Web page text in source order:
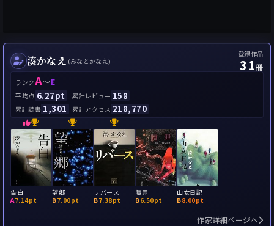
湊かなえ (みなとかなえ)
登録作品
31冊
ランクA～E
平均点 6.27pt 累計レビュー 158
累計読書 1,301 累計アクセス 218,770
告白
A7.14pt
望郷
B7.00pt
リバース
B7.38pt
贖罪
B6.50pt
山女日記
B8.00pt
作家詳細ページへ